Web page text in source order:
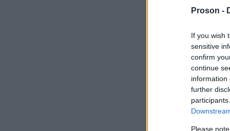
Proson -
If you wish
sensitive
confirm
continue
information
further
Please